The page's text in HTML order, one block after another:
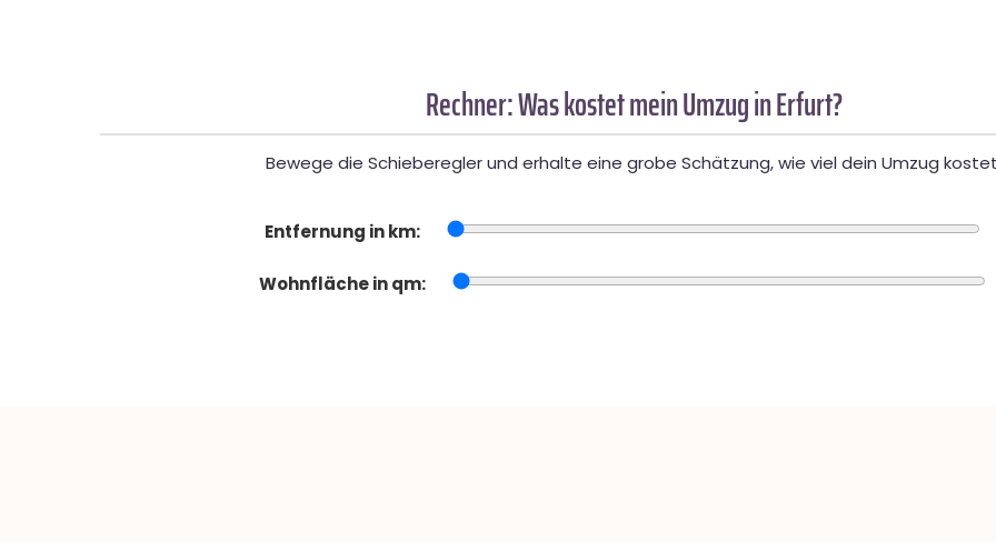
Rechner: Was kostet mein Umzug in Erfurt?
Bewege die Schieberegler und erhalte eine grobe Schätzung, wie viel dein Umzug
Entfernung in km:
Wohnfläche in qm: